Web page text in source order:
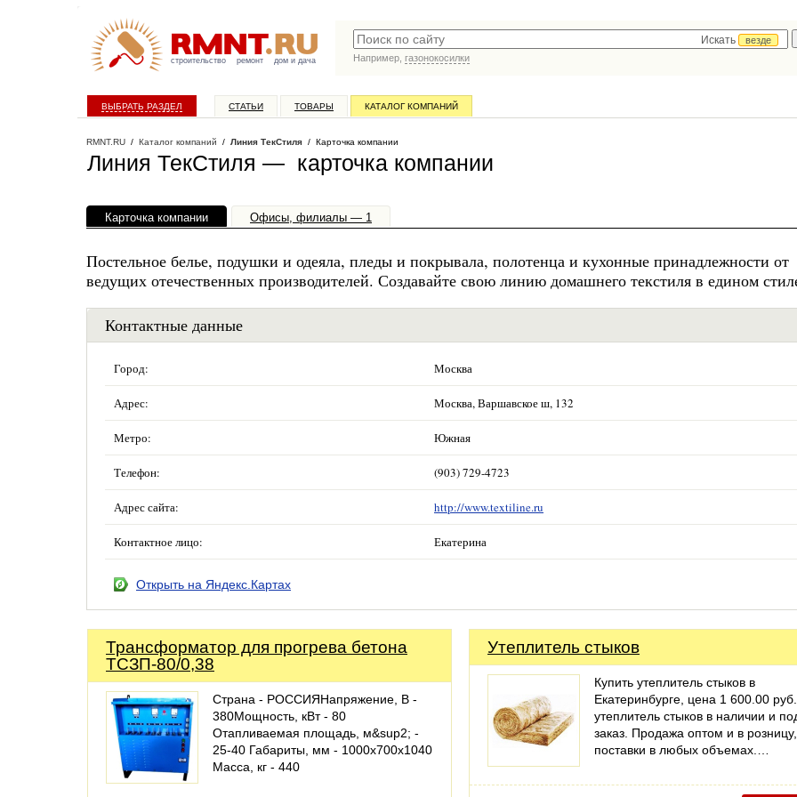
строительство ремонт дом и дача
Искать
везде
Например, газонокосилки
ВЫБРАТЬ РАЗДЕЛ СТАТЬИ ТОВАРЫ КАТАЛОГ КОМПАНИЙ
RMNT.RU / Каталог компаний / Линия ТекСтиля / Карточка компании
Линия ТекСтиля — карточка компании
Карточка компании Офисы, филиалы — 1
Постельное белье, подушки и одеяла, пледы и покрывала, полотенца и кухонные принадлежности от
ведущих отечественных производителей. Создавайте свою линию домашнего текстиля в едином
Контактные данные
Город: Москва
Адрес: Москва, Варшавское ш, 132
Метро: Южная
Телефон: (903) 729-4723
Адрес сайта: http://www.textiline.ru
Контактное лицо: Екатерина
Открыть на Яндекс.Картах
Трансформатор для прогрева бетона
ТСЗП-80/0,38
Страна - РОССИЯНапряжение, В -
380Мощность, кВт - 80
Отапливаемая площадь, м&sup2; -
25-40 Габариты, мм - 1000х700х1040
Масса, кг - 440
Утеплитель стыков
Купить утеплитель стыков в
Екатеринбурге, цена 1 600.00 руб.
утеплитель стыков в наличии и
заказ. Продажа оптом и в розницу,
поставки в любых объемах.…